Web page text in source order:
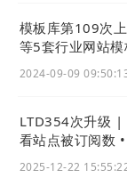
利用数字化手
对于婚礼策划
有效连接。传
正的客户关系
模板库第109次
等5套行业网站
2024-09-09
LTD354次升级 |
看站点被订阅数
2025-12-22